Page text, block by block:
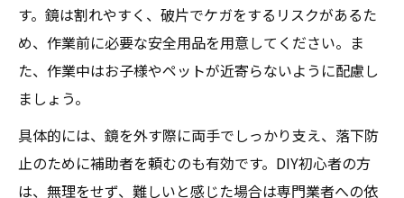
す。鏡は割れやすく、破片でケガをするリスクがあるた
め、作業前に必要な安全用品を用意してください。ま
た、作業中はお子様やペットが近寄らないように配慮し
ましょう。
具体的には、鏡を外す際に両手でしっかり支え、落下防
止のために補助者を頼むのも有効です。DIY初心者の方
は、無理をせず、難しいと感じた場合は専門業者への依